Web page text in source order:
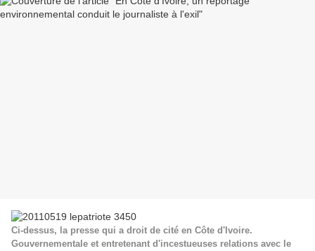
Ci-dessus, la presse qui a droit de cité en Côte d'Ivoire.
Gouvernementale et entretenant d'incestueuses relations avec le